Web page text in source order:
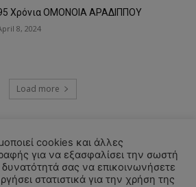
Χρόνια ΟΜΟΝΟΙΑ ΑΡΑΔΙΠΠΟΥ
8, 2024
Load more
cookies και άλλες
για να εξασφαλίσει την σωστή
δυνατότητά σας να επικοινωνήσετε
στατιστικά για την χρήση της